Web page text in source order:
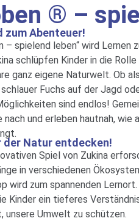
® –
zum Abenteuer!
– spielend leben“ wird Lernen
schlüpfen Kinder in die
ganz eigene Naturwelt. Ob
Fuchs auf der Jagd
sind endlos!
nach und erleben hautnah, wie
der Natur entdecken!
Spiel von Zukina
in verschiedenen
wird zum spannenden Lernort.
Kinder ein tieferes
unsere Umwelt zu schützen.